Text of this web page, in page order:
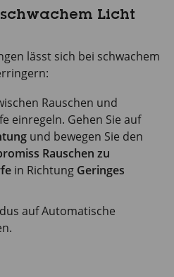
Licht
lässt sich bei schwachem
Rauschen und
einregeln. Gehen Sie auf
und bewegen Sie den
Rauschen zu
in Richtung Geringes
auf Automatische